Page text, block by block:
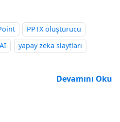
PPTX oluşturucu
yapay zeka slaytları
Devamını Oku